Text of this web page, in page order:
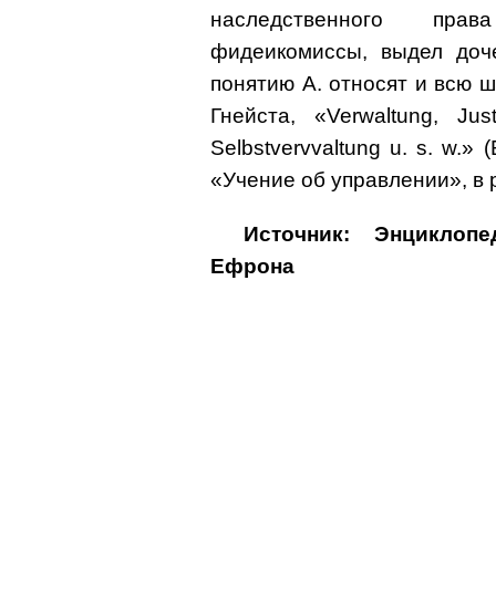
наследственного
фидеикомиссы, выдел
понятию А. относят и всю
Гнейста, «Verwaltung,
Selbstvervvaltung u. s. w.»
«Учение об управлении», в
Источник:
Ефрона